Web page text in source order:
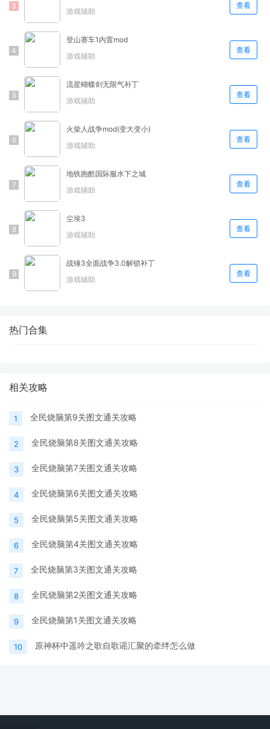
游戏辅助
查看
登山赛车1内置mod
游戏辅助
查看
流星蝴蝶剑无限气补丁
游戏辅助
查看
火柴人战争mod(变大变小)
游戏辅助
查看
地铁跑酷国际服水下之城
游戏辅助
查看
尘埃3
游戏辅助
查看
战锤3全面战争3.0解锁补丁
游戏辅助
查看
热门合集
相关攻略
1 全民烧脑第9关图文通关攻略
2 全民烧脑第8关图文通关攻略
3 全民烧脑第7关图文通关攻略
4 全民烧脑第6关图文通关攻略
5 全民烧脑第5关图文通关攻略
6 全民烧脑第4关图文通关攻略
7 全民烧脑第3关图文通关攻略
8 全民烧脑第2关图文通关攻略
9 全民烧脑第1关图文通关攻略
10 原神杯中遥吟之歌自歌谣汇聚的牵绊怎么做